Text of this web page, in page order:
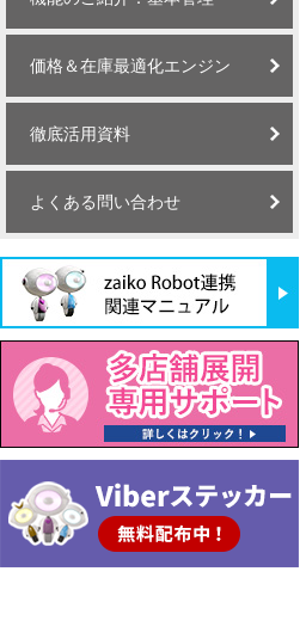
価格＆在庫最適化エンジン
徹底活用資料
よくある問い合わせ